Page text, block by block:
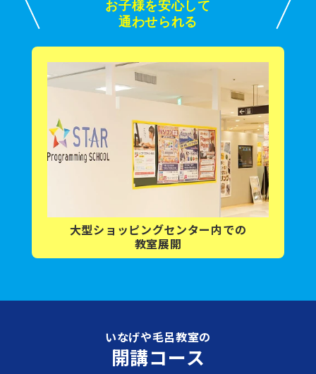
お子様を安心して
通わせられる
大型ショッピングセンター内での
教室展開
いなげや毛呂教室の
開講コース